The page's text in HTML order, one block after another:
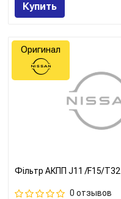
Купить
Фільтр АКПП J11 /F15/T32
0 отзывов
Оригинал